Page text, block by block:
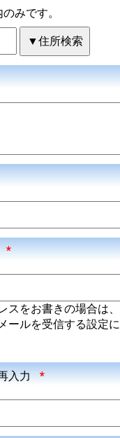
みです。
*
スをお書きの場合は、
ールを受信する設定に
入力 *